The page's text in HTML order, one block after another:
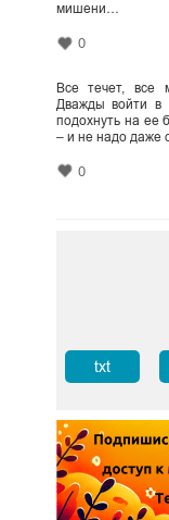
мишени…
0
Все течет, все
Дважды войти в
подохнуть на ее
– и не надо даже
0
txt